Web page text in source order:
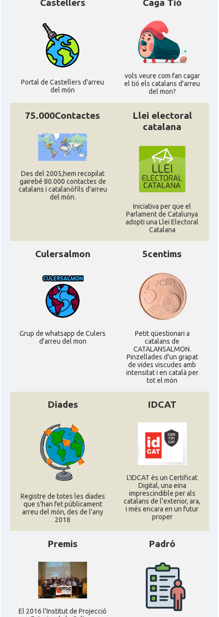
Castellers
Portal de Castellers d'arreu
del món
Caga Tió
vols veure com fan cagar
el tió els catalans d'arreu
del mon?
75.000Contactes
Des del 2005,hem recopilat
gairebé 80.000 contactes de
catalans i catalanòfils d'arreu
del món.
Llei electoral
catalana
Iniciativa per que el
Parlament de Catalunya
adopti una Llei Electoral
Catalana
Culersalmon
Grup de whatsapp de Culers
d'arreu del mon
5centims
Petit qüestionari a
catalans de
CATALANSALMON.
Pinzellades d'un grapat
de vides viscudes amb
intensitat i en català per
tot el món
Diades
Registre de totes les diades
que s'han fet públicament
arreu del món, des de l'any
2018
IDCAT
L'IDCAT és un Certificat
Digital, una eina
imprescindible per als
catalans de l'exterior, ara,
i més encara en un futur
proper
Premis
El 2016 l'Institut de Projecció
Padró